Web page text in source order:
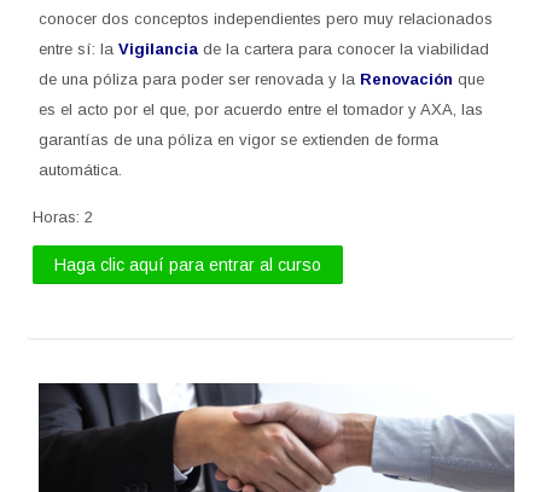
conocer dos conceptos independientes pero muy relacionados
entre sí: laVigilancia de la cartera para conocerla viabilidad
de una póliza para poder ser renovaday la Renovación que
es el acto por el que, por acuerdo entre el tomador y AXA, las
garantías de una póliza en vigor se extienden de forma
automática.
Horas:2
Haga clic aquí para entrar al curso